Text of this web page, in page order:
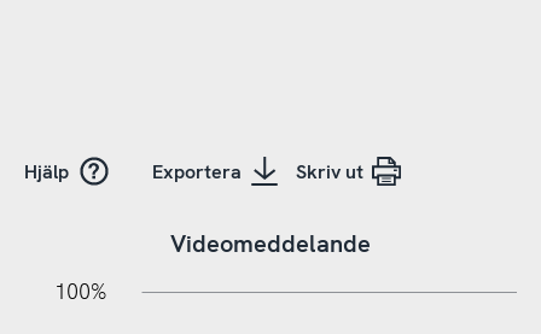
Hjälp Exportera Skriv ut
Videomeddelande
100%